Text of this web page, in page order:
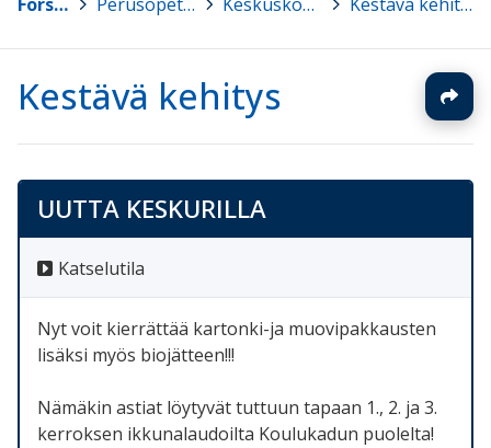
Kestävä kehitys
UUTTA KESKURILLA
Katselutila
Nyt voit kierrättää kartonki-ja muovipakkausten
lisäksi myös biojätteen!!!
Nämäkin astiat löytyvät tuttuun tapaan 1., 2. ja 3.
kerroksen ikkunalaudoilta Koulukadun puolelta!